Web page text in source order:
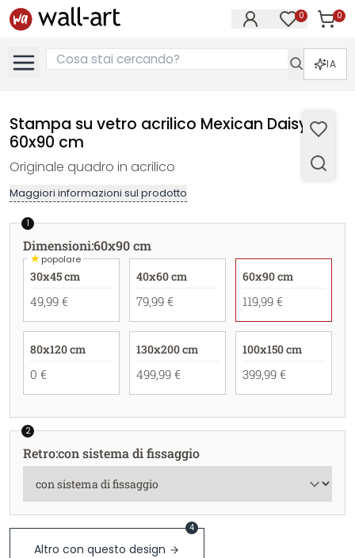
0 0
IA
Stampa su vetro acrilico Mexican Daisy -
60x90 cm
Originale quadro in acrilico
Maggiori informazioni sul prodotto
1
Dimensioni:60x90 cm
★popolare
30x45 cm
49,99 €
40x60 cm
79,99 €
60x90 cm
119,99 €
80x120 cm
0 €
130x200 cm
499,99 €
100x150 cm
399,99 €
2
Retro:con sistema di fissaggio
Altro con questo design
4